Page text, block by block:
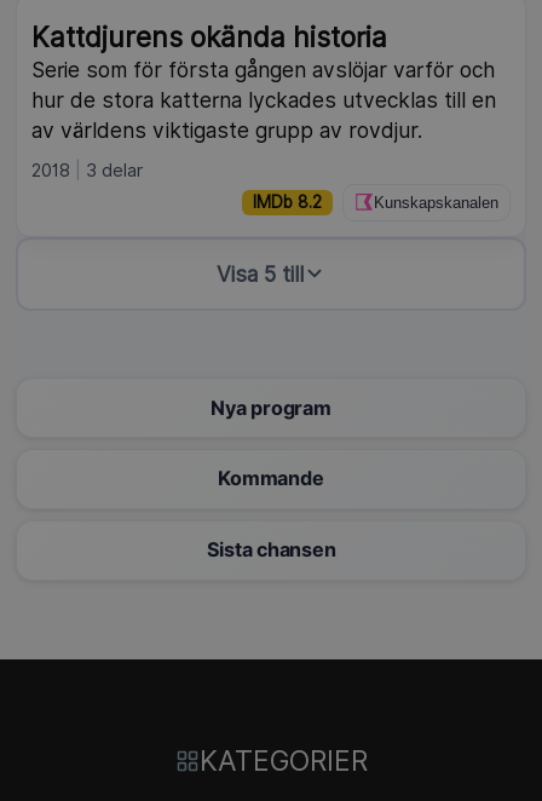
Kattdjurens okända historia
Serie som för första gången avslöjar varför och
hur de stora katterna lyckades utvecklas till en
av världens viktigaste grupp av rovdjur.
2018 3 delar
IMDb 8.2 Kunskapskanalen
Visa 5 till
Nya program
Kommande
Sista chansen
KATEGORIER